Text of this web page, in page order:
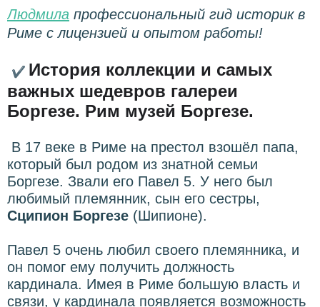
Людмила профессиональный гид историк в
Риме с лицензией и опытом работы!
✔ История коллекции и самых
важных шедевров галереи
Боргезе. Рим музей Боргезе.
В 17 веке в Риме на престол взошёл папа,
который был родом из знатной семьи
Боргезе. Звали его Павел 5. У него был
любимый племянник, сын его сестры,
Сципион Боргезе (Шипионе).
Павел 5 очень любил своего племянника, и
он помог ему получить должность
кардинала. Имея в Риме большую власть и
связи, у кардинала появляется возможность